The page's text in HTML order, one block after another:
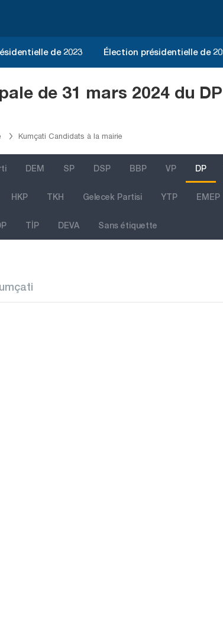
de 2023 Élection présidentielle de
de 31 mars 2024 du
Kumçati Candidats à la mairie
DEM SP DSP BBP VP DP
HKP TKH Gelecek Partisi YTP EMEP
TİP DEVA Sans étiquette